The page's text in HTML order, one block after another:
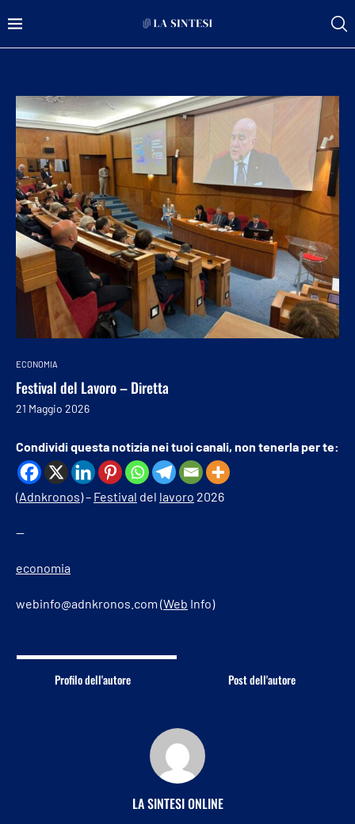
ECONOMIA
Festival del Lavoro – Diretta
21 Maggio 2026
Condividi questa notizia nei tuoi canali, non tenerla per te:
(Adnkronos) – Festival del lavoro 2026
—
economia
webinfo@adnkronos.com (Web Info)
Profilo dell'autore Post dell'autore
LA SINTESI ONLINE